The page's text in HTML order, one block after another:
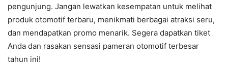
pengunjung. Jangan lewatkan kesempatan untuk melihat
produk otomotif terbaru, menikmati berbagai atraksi seru,
dan mendapatkan promo menarik. Segera dapatkan tiket
Anda dan rasakan sensasi pameran otomotif terbesar
tahun ini!